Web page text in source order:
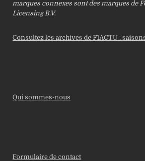
marques connexes sont des marques de
Licensing B.V.
Consultez les archives de F1ACTU :
Qui sommes-nous
Formulaire de contact